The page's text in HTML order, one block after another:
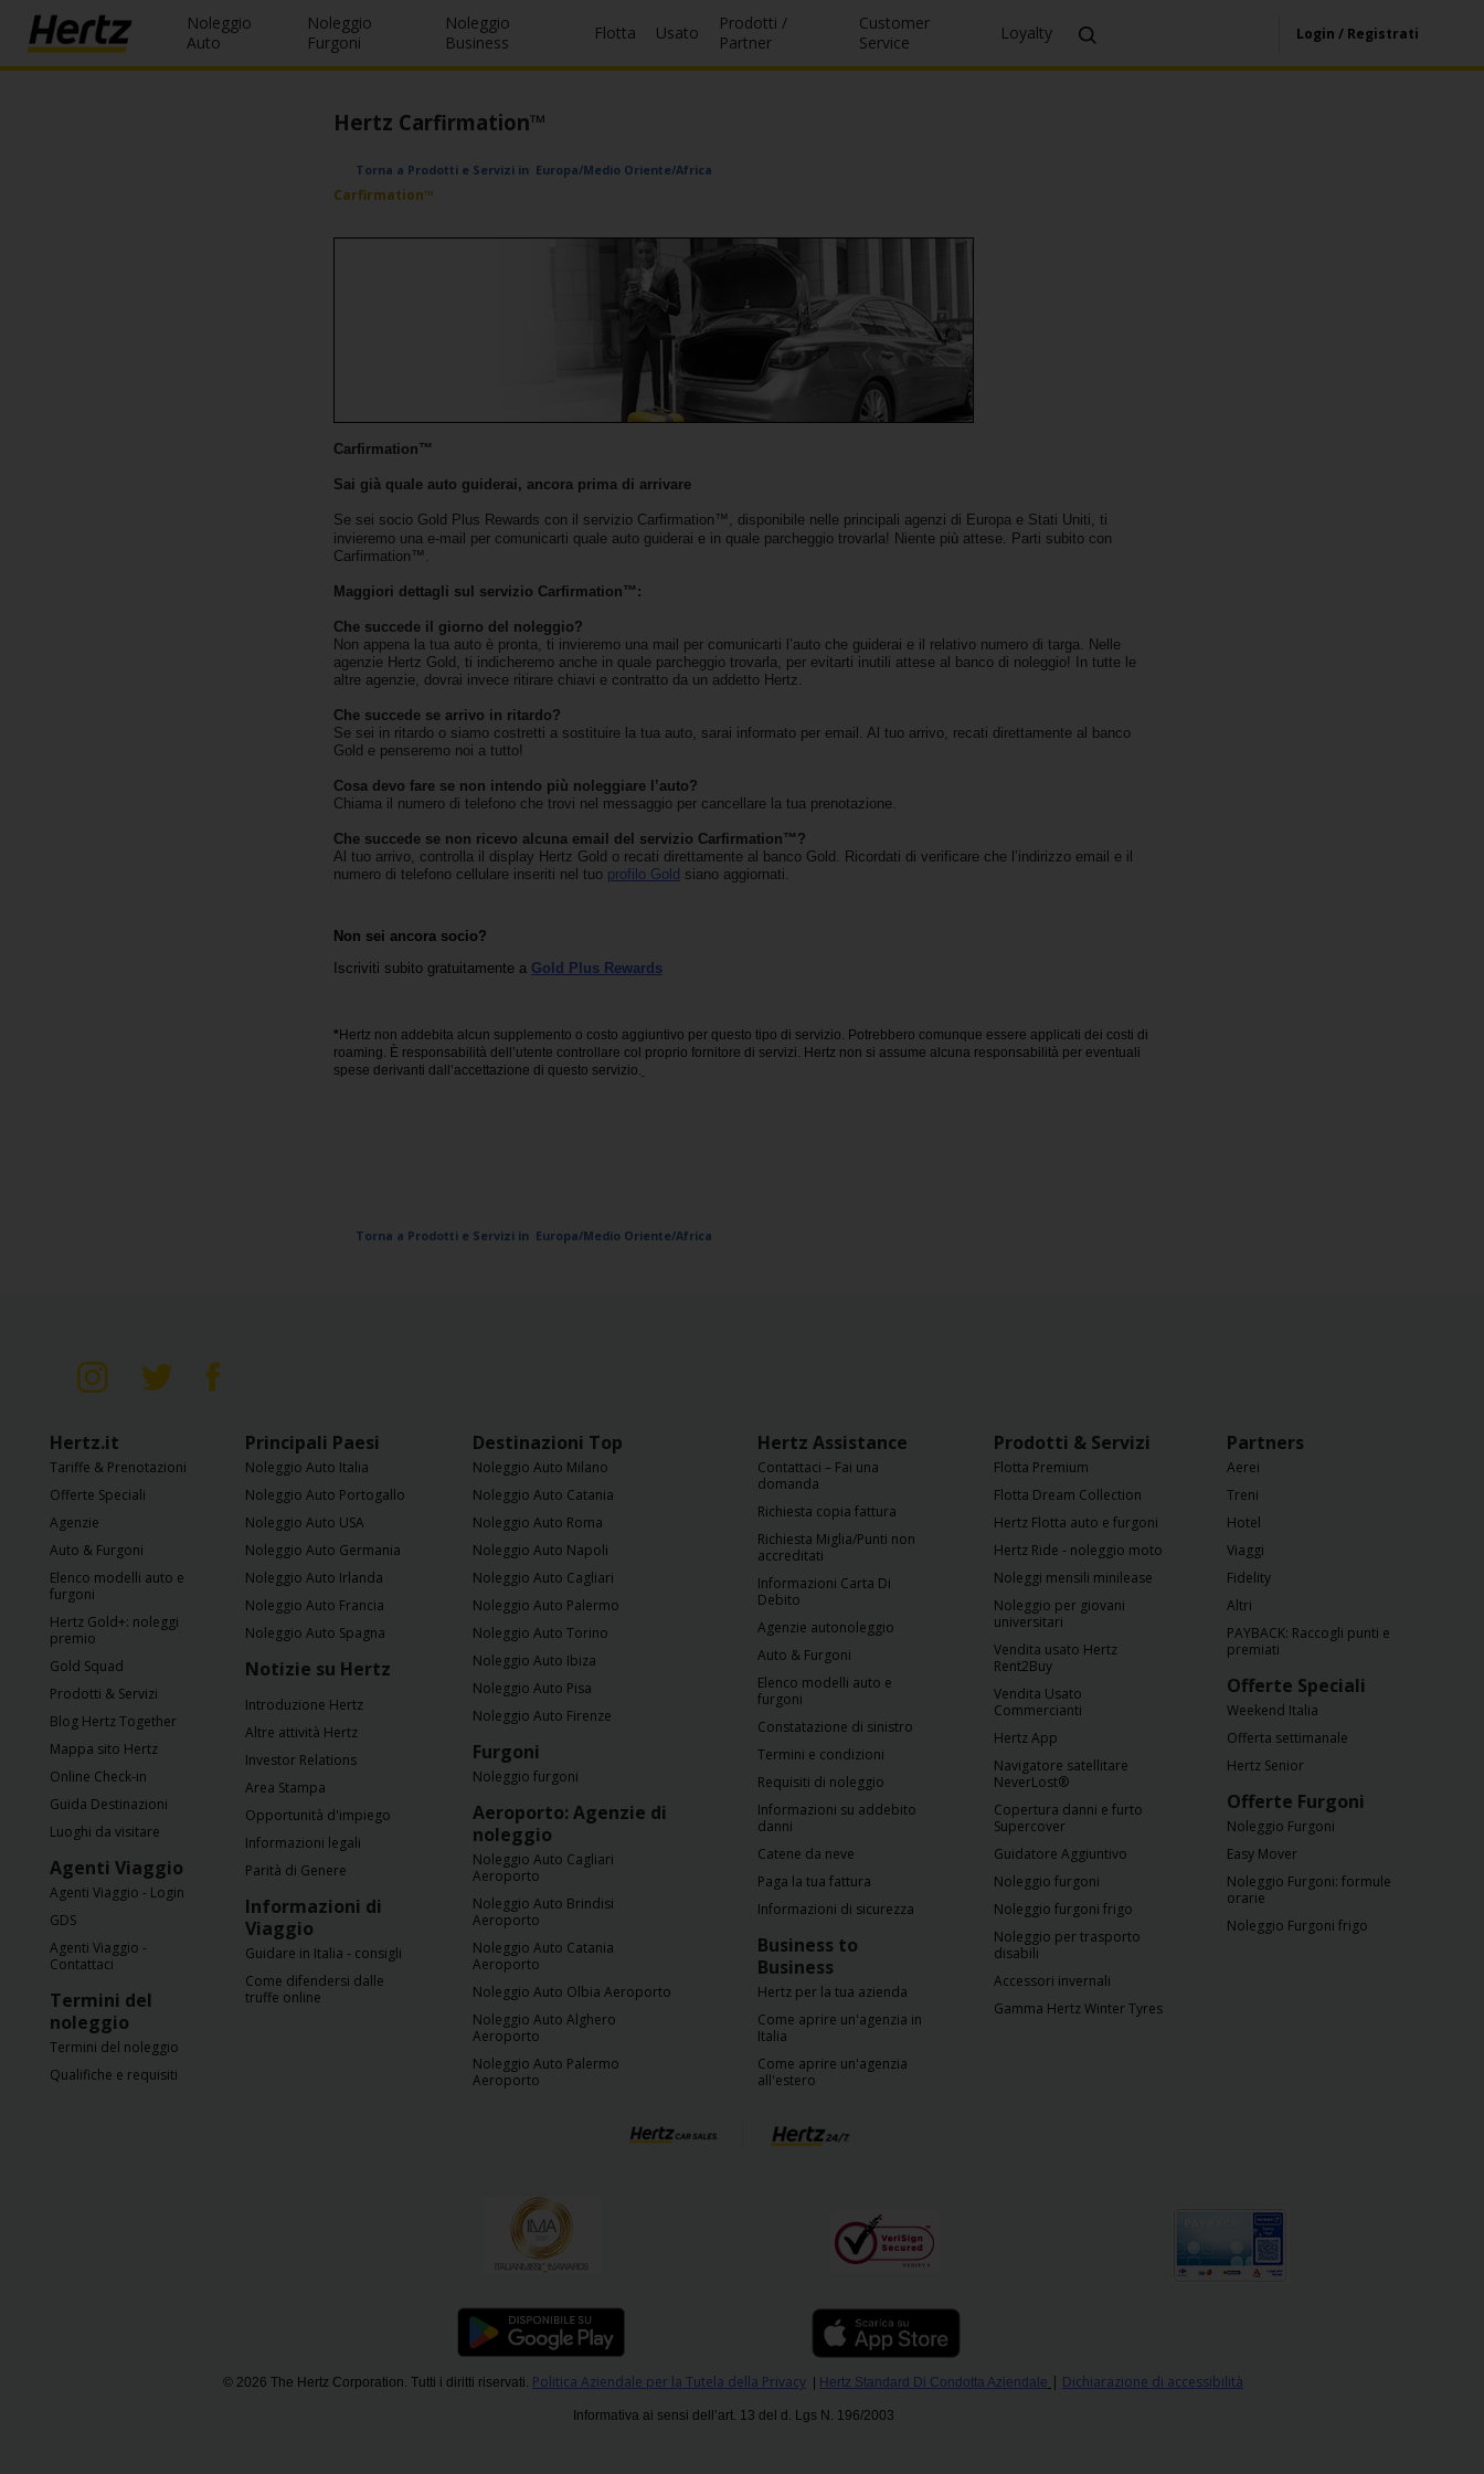
Noleggio
Auto
Noleggio
Furgoni
Noleggio
Business
Flotta Usato
Prodotti /
Partner
Customer
Service
Loyalty Login / Registrati
Menu
Hertz Carfirmation™
Torna a Prodotti e Servizi in Europa/Medio Oriente/Africa
Carfirmation™
Carfirmation™
Sai già quale auto guiderai, ancora prima di arrivare
Se sei socio Gold Plus Rewards con il servizio Carfirmation™, disponibile nelle principali agenzi di Europa e Stati Uniti, ti
invieremo una e-mail per comunicarti quale auto guiderai e in quale parcheggio trovarla! Niente più attese. Parti subito con
Carfirmation™.
Maggiori dettagli sul servizio Carfirmation™:
Che succede il giorno del noleggio?
Non appena la tua auto è pronta, ti invieremo una mail per comunicarti l’auto che guiderai e il relativo numero di targa. Nelle
agenzie Hertz Gold, ti indicheremo anche in quale parcheggio trovarla, per evitarti inutili attese al banco di noleggio! In tutte le
altre agenzie, dovrai invece ritirare chiavi e contratto da un addetto Hertz.
Che succede se arrivo in ritardo?
Se sei in ritardo o siamo costretti a sostituire la tua auto, sarai informato per email. Al tuo arrivo, recati direttamente al banco
Gold e penseremo noi a tutto!
Cosa devo fare se non intendo più noleggiare l’auto?
Chiama il numero di telefono che trovi nel messaggio per cancellare la tua prenotazione.
Che succede se non ricevo alcuna email del servizio Carfirmation™?
Al tuo arrivo, controlla il display Hertz Gold o recati direttamente al banco Gold. Ricordati di verificare che l’indirizzo email e il
numero di telefono cellulare inseriti nel tuo profilo Gold siano aggiornati.
Non sei ancora socio?
Iscriviti subito gratuitamente a Gold Plus Rewards
*Hertz non addebita alcun supplemento o costo aggiuntivo per questo tipo di servizio. Potrebbero comunque essere applicati dei costi di
roaming. È responsabilità dell’utente controllare col proprio fornitore di servizi. Hertz non si assume alcuna responsabilità per eventuali
spese derivanti dall’accettazione di questo servizio.
Torna a Prodotti e Servizi in Europa/Medio Oriente/Africa
Hertz.it
Tariffe & Prenotazioni
Offerte Speciali
Agenzie
Auto & Furgoni
Elenco modelli auto e
furgoni
Hertz Gold+: noleggi
premio
Gold Squad
Prodotti & Servizi
Blog Hertz Together
Mappa sito Hertz
Online Check-in
Guida Destinazioni
Luoghi da visitare
Agenti Viaggio
Agenti Viaggio - Login
GDS
Agenti Viaggio -
Contattaci
Termini del
noleggio
Termini del noleggio
Qualifiche e requisiti
Principali Paesi
Noleggio Auto Italia
Noleggio Auto Portogallo
Noleggio Auto USA
Noleggio Auto Germania
Noleggio Auto Irlanda
Noleggio Auto Francia
Noleggio Auto Spagna
Notizie su Hertz
Introduzione Hertz
Altre attività Hertz
Investor Relations
Area Stampa
Opportunità d'impiego
Informazioni legali
Parità di Genere
Informazioni di
Viaggio
Guidare in Italia - consigli
Come difendersi dalle
truffe online
Destinazioni Top
Noleggio Auto Milano
Noleggio Auto Catania
Noleggio Auto Roma
Noleggio Auto Napoli
Noleggio Auto Cagliari
Noleggio Auto Palermo
Noleggio Auto Torino
Noleggio Auto Ibiza
Noleggio Auto Pisa
Noleggio Auto Firenze
Furgoni
Noleggio furgoni
Aeroporto: Agenzie di
noleggio
Noleggio Auto Cagliari
Aeroporto
Noleggio Auto Brindisi
Aeroporto
Noleggio Auto Catania
Aeroporto
Noleggio Auto Olbia Aeroporto
Noleggio Auto Alghero
Aeroporto
Noleggio Auto Palermo
Aeroporto
Hertz Assistance
Contattaci – Fai una
domanda
Richiesta copia fattura
Richiesta Miglia/Punti non
accreditati
Informazioni Carta Di
Debito
Agenzie autonoleggio
Auto & Furgoni
Elenco modelli auto e
furgoni
Constatazione di sinistro
Termini e condizioni
Requisiti di noleggio
Informazioni su addebito
danni
Catene da neve
Paga la tua fattura
Informazioni di sicurezza
Business to
Business
Hertz per la tua azienda
Come aprire un'agenzia in
Italia
Come aprire un'agenzia
all'estero
Prodotti & Servizi
Flotta Premium
Flotta Dream Collection
Hertz Flotta auto e furgoni
Hertz Ride - noleggio moto
Noleggi mensili minilease
Noleggio per giovani
universitari
Vendita usato Hertz
Rent2Buy
Vendita Usato
Commercianti
Hertz App
Navigatore satellitare
NeverLost®
Copertura danni e furto
Supercover
Guidatore Aggiuntivo
Noleggio furgoni
Noleggio furgoni frigo
Noleggio per trasporto
disabili
Accessori invernali
Gamma Hertz Winter Tyres
Partners
Aerei
Treni
Hotel
Viaggi
Fidelity
Altri
PAYBACK: Raccogli punti e
premiati
Offerte Speciali
Weekend Italia
Offerta settimanale
Hertz Senior
Offerte Furgoni
Noleggio Furgoni
Easy Mover
Noleggio Furgoni: formule
orarie
Noleggio Furgoni frigo
© 2026 The Hertz Corporation. Tutti i diritti riservati. Politica Aziendale per la Tutela della Privacy | Hertz Standard Di Condotta Aziendale | Dichiarazione di accessibilità
Informativa ai sensi dell’art. 13 del d. Lgs N. 196/2003